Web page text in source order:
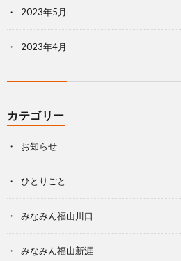
2023年5月
2023年4月
カテゴリー
お知らせ
ひとりごと
みなみん福山川口
みなみん福山新涯